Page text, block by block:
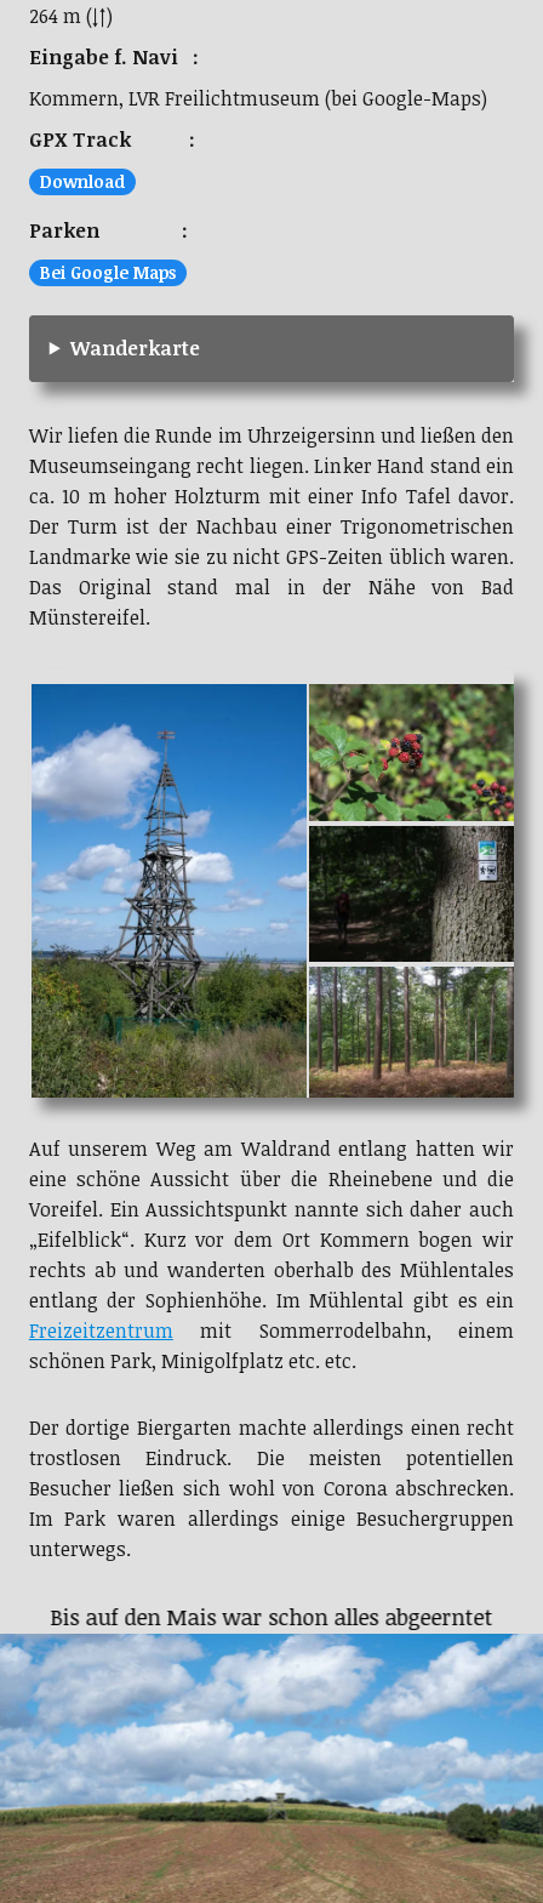
264 m (↓↑)
Eingabe f. Navi :
Kommern, LVR Freilichtmuseum (bei Google-Maps)
GPX Track :
Download
Parken :
Bei Google Maps
Wanderkarte
Wir liefen die Runde im Uhrzeigersinn und ließen den
Museumseingang recht liegen. Linker Hand stand ein
ca. 10 m hoher Holzturm mit einer Info Tafel davor.
Der Turm ist der Nachbau einer Trigonometrischen
Landmarke wie sie zu nicht GPS-Zeiten üblich waren.
Das Original stand mal in der Nähe von Bad
Münstereifel.
Auf unserem Weg am Waldrand entlang hatten wir
eine schöne Aussicht über die Rheinebene und die
Voreifel. Ein Aussichtspunkt nannte sich daher auch
„Eifelblick“. Kurz vor dem Ort Kommern bogen wir
rechts ab und wanderten oberhalb des Mühlentales
entlang der Sophienhöhe. Im Mühlental gibt es ein
Freizeitzentrummit Sommerrodelbahn, einem
schönen Park, Minigolfplatz etc. etc.
Der dortige Biergarten machte allerdings einen recht
trostlosen Eindruck. Die meisten potentiellen
Besucher ließen sich wohl von Corona abschrecken.
Im Park waren allerdings einige Besuchergruppen
unterwegs.
Bis auf den Mais war schon alles abgeerntet